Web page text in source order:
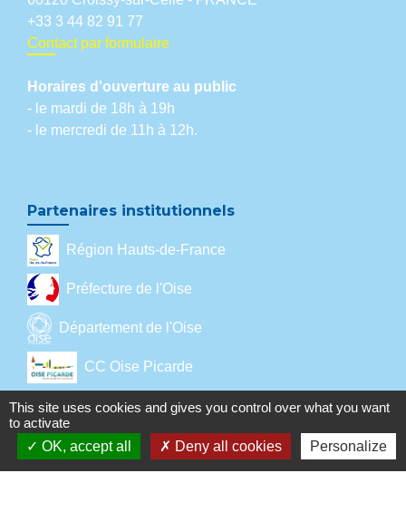
+33 3 44 82 91 77
Contact par formulaire
Horaires d'ouverture au public
- le mardi de 18h à 19h
- le mercredi de 11h à 12h.
Partenaires institutionnels
Région Hauts-de-France
Préfecture de l'Oise
Département de l'Oise
CC Oise Picarde
Site optimisé par KOM Conseil
Mentions légales Politique de confidentialité -
This site uses cookies and gives you control over what you want
to activate
OK, accept all
Deny all cookies Personalize